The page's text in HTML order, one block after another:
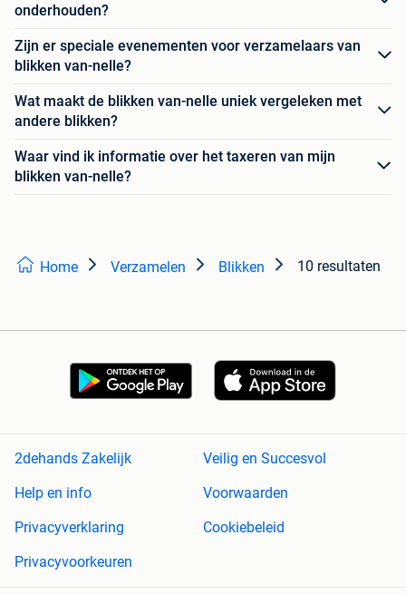
onderhouden?
Zijn er speciale evenementen voor verzamelaars van
blikken van-nelle?
Wat maakt de blikken van-nelle uniek vergeleken met
andere blikken?
Waar vind ik informatie over het taxeren van mijn
blikken van-nelle?
Home Verzamelen Blikken 10 resultaten
2dehands Zakelijk
Veilig en Succesvol
Help en info
Voorwaarden
Privacyverklaring
Cookiebeleid
Privacyvoorkeuren